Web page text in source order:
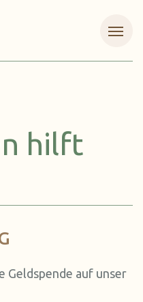
hilft
Geldspende auf unser